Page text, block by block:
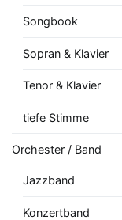
Songbook
Sopran & Klavier
Tenor & Klavier
tiefe Stimme
Orchester / Band
Jazzband
Konzertband